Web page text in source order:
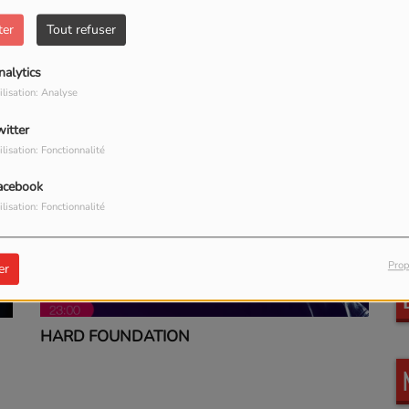
Tout refuser
Analyse
Fonctionnalité
Fonctionnalité
HARD FOUNDATION